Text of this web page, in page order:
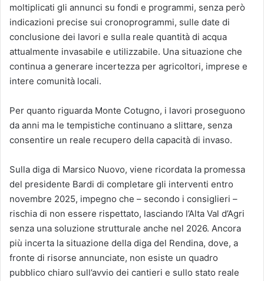
moltiplicati gli annunci su fondi e programmi, senza però
indicazioni precise sui cronoprogrammi, sulle date di
conclusione dei lavori e sulla reale quantità di acqua
attualmente invasabile e utilizzabile. Una situazione che
continua a generare incertezza per agricoltori, imprese e
intere comunità locali.
Per quanto riguarda Monte Cotugno, i lavori proseguono
da anni ma le tempistiche continuano a slittare, senza
consentire un reale recupero della capacità di invaso.
Sulla diga di Marsico Nuovo, viene ricordata la promessa
del presidente Bardi di completare gli interventi entro
novembre 2025, impegno che – secondo i consiglieri –
rischia di non essere rispettato, lasciando l’Alta Val d’Agri
senza una soluzione strutturale anche nel 2026. Ancora
più incerta la situazione della diga del Rendina, dove, a
fronte di risorse annunciate, non esiste un quadro
pubblico chiaro sull’avvio dei cantieri e sullo stato reale